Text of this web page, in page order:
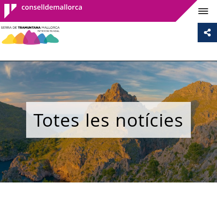
Consell de
Mallorca
Totes les notícies